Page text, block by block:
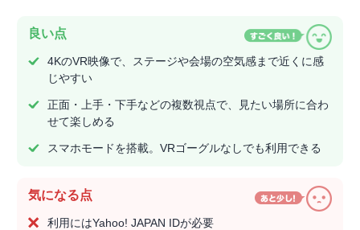
良い点
4KのVR映像で、ステージや会場の空気感まで近くに感
じやすい
正面・上手・下手などの複数視点で、見たい場所に合わ
せて楽しめる
スマホモードを搭載。VRゴーグルなしでも利用できる
気になる点
利用にはYahoo! JAPAN IDが必要